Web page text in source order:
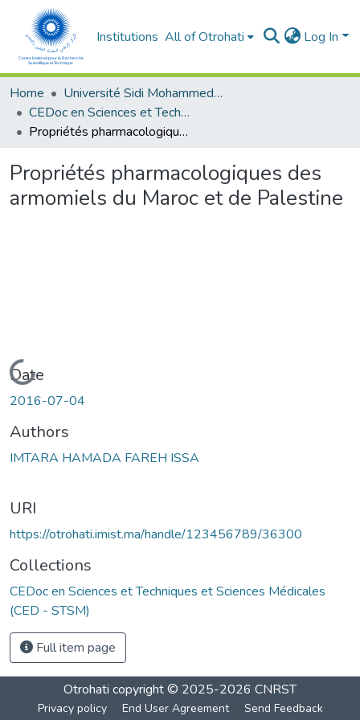
Institutions All of Otrohati Log In
Home
Université Sidi Mohammed Ben Abdellah - Fès
CEDoc en Sciences et Techniques et Sciences Médicales (CED - STSM)
Propriétés pharmacologiques des armomiels du Maroc et de Palestine
Propriétés pharmacologiques des
armomiels du Maroc et de Palestine
Loading...
Date
2016-07-04
Authors
IMTARA HAMADA FAREH ISSA
URI
https://otrohati.imist.ma/handle/123456789/36300
Collections
CEDoc en Sciences et Techniques et Sciences Médicales
(CED - STSM)
Full item page
Otrohati copyright © 2025-2026 CNRST
Privacy policy End User Agreement Send Feedback